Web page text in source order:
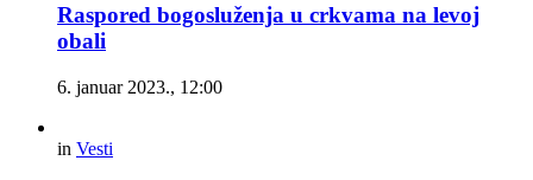
Raspored bogosluženja u crkvama na levoj
obali
6. januar 2023., 12:00
in Vesti